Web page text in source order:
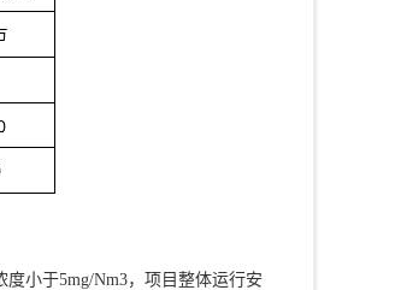
小于5mg/Nm3，项目整体运行安